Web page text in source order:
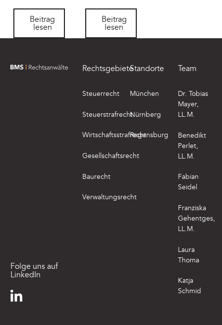
Beitrag lesen
Beitrag
lesen
Beitrag lesen
Beitrag
lesen
zur Startseite von BMS Rechtsanwälte
Folge uns auf
LinkedIn
Rechtsgebiete
Steuerrecht
Steuerstrafrecht
Wirtschaftsstrafrecht
Gesellschaftsrecht
Baurecht
Verwaltungsrecht
Standorte
München
Nürnberg
Regensburg
Team
Dr. Tobias
Mayer,
LL.M.
Benedikt
Perlet,
LL.M.
Fabian
Seidel
Franziska
Gehentges,
LL.M.
Laura
Thoma
Katja
Schmid